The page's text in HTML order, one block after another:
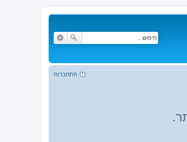
התחברות